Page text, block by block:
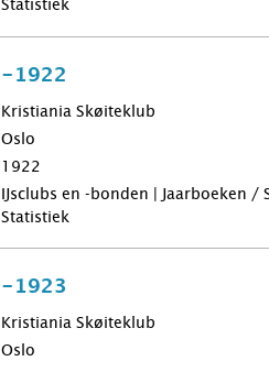
Statistiek
1922
Kristiania Skøiteklub
Oslo
1922
IJsclubs en -bonden | Jaarboeken
Statistiek
1923
Kristiania Skøiteklub
Oslo